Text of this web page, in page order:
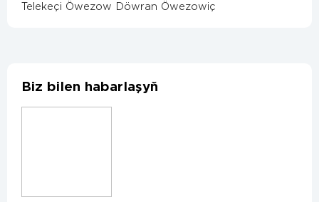
Telekeçi Öwezow Döwran Öwezowiç
Biz bilen habarlaşyň